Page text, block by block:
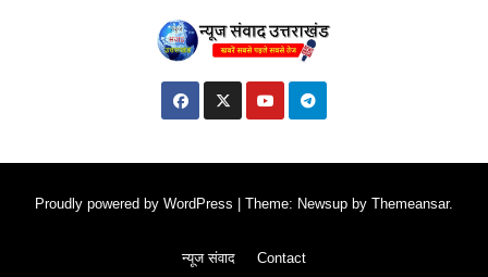
Proudly powered by WordPress Theme: Newsup by Themeansar.
न्यूज संवाद Contact